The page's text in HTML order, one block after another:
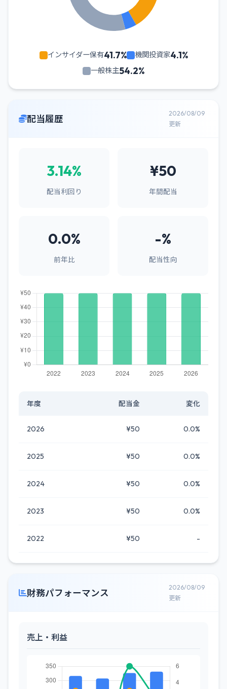
インサイダー保有41.7% 機関投資家4.1%
一般株主54.2%
配当履歴
2026/08/09
更新
3.14%
配当利回り
¥50
年間配当
0.0%
前年比
-%
配当性向
年度 配当金 変化
2026 ¥50 0.0%
2025 ¥50 0.0%
2024 ¥50 0.0%
2023 ¥50 0.0%
2022 ¥50 -
財務パフォーマンス
2026/08/09
更新
売上・利益